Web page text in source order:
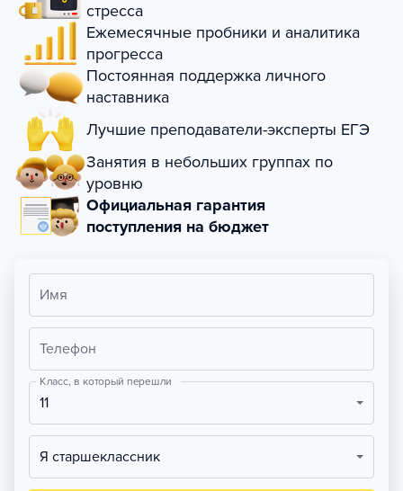
стресса
Ежемесячные пробники и аналитика
прогресса
Постоянная поддержка личного
наставника
Лучшие преподаватели-эксперты ЕГЭ
Занятия в небольших группах по
уровню
Официальная гарантия
поступления на бюджет
Имя
Телефон
Класс, в который перешли
11
Я старшеклассник